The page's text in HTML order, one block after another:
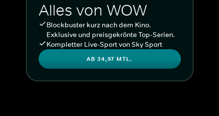
Alles von WOW
Blockbuster kurz nach dem Kino.
Exklusive und preisgekrönte Top-Serien.
Kompletter Live-Sport von Sky Sport
AB 34,97 MTL.